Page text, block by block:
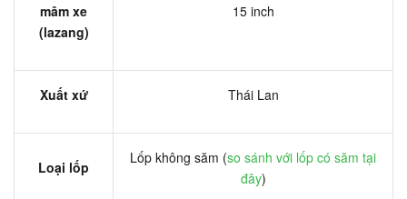
mâm xe
(lazang)
15 inch
Xuất xứ Thái Lan
Loại lốp
Lốp không săm (so sánh với lốp có săm tại
đây)